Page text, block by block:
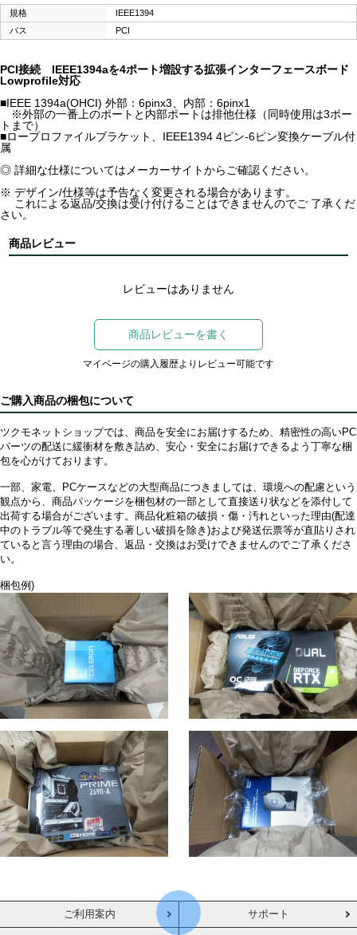
規格
IEEE1394
バス
PCI
PCI接続 IEEE1394aを4ポート増設する拡張インターフェースボード
Lowprofile対応
■IEEE 1394a(OHCI) 外部：6pinx3、内部：6pinx1
※外部の一番上のポートと内部ポートは排他仕様（同時使用は3ポー
トまで）
■ロープロファイルブラケット、IEEE1394 4ピン-6ピン変換ケーブル付
属
◎ 詳細な仕様についてはメーカーサイトからご確認ください。
※ デザイン/仕様等は予告なく変更される場合があります。
これによる返品/交換は受け付けることはできませんのでご 了承くだ
さい。
商品レビュー
レビューはありません
商品レビューを書く
マイページの購入履歴よりレビュー可能です
ご購入商品の梱包について
ツクモネットショップでは、商品を安全にお届けするため、精密性の高いPC
パーツの配送に緩衝材を敷き詰め、安心・安全にお届けできるよう丁寧な梱
包を心がけております。
一部、家電、PCケースなどの大型商品につきましては、環境への配慮という
観点から、商品パッケージを梱包材の一部として直接送り状などを添付して
出荷する場合がございます。商品化粧箱の破損・傷・汚れといった理由(配達
中のトラブル等で発生する著しい破損を除き)および発送伝票等が直貼りされ
ていると言う理由の場合、返品・交換はお受けできませんのでご了承くださ
い。
梱包例)
ご利用案内 サポート